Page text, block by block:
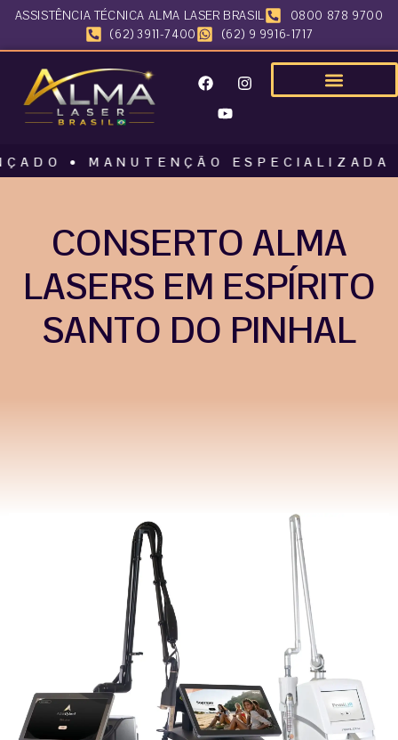
ASSISTÊNCIA TÉCNICA ALMA LASER BRASIL
0800 878 9700
(62) 3911-7400
(62) 9 9916-1717
• MANUTENÇÃO ESPECIALIZADA
CONSERTO ALMA
LASERS EM ESPÍRITO
SANTO DO PINHAL